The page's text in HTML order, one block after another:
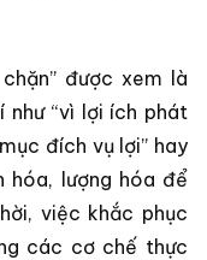
được xem là
“vì lợi ích phát
đích vụ lợi” hay
hóa, lượng hóa để
việc khắc phục
các cơ chế thực